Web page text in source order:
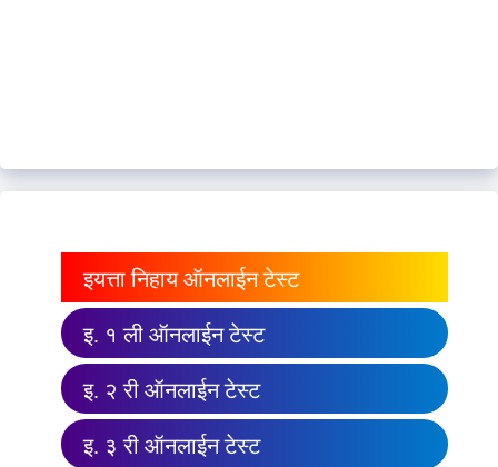
इयत्ता निहाय ऑनलाईन टेस्ट
इ. १ ली ऑनलाईन टेस्ट
इ. २ री ऑनलाईन टेस्ट
इ. ३ री ऑनलाईन टेस्ट